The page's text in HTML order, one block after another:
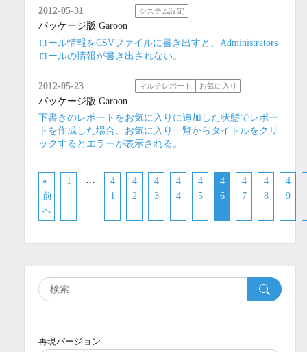
2012-05-31 システム設定
パッケージ版 Garoon
ロール情報をCSVファイルに書き出すと、Administrators
ロールの情報が書き出されない。
2012-05-23 マルチレポート お気に入り
パッケージ版 Garoon
下書きのレポートをお気に入りに追加した状態でレポー
トを作成した場合、お気に入り一覧からタイトルをクリ
ックするとエラーが表示される。
«
前
へ
1
4
1
4
2
4
3
4
4
4
5
4
6
4
7
4
8
4
9
再現バージョン